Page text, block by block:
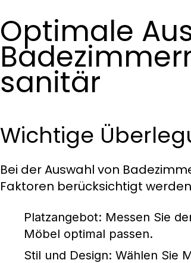
Optimale
sanitär
Wichtige
Bei der Auswahl von
Faktoren berücksichtigt
Platzangebot: Messen Sie
Möbel optimal passen.
Stil und Design: Wählen Sie